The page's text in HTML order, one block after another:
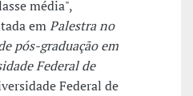
média",
emPalestra no
pós-graduação em
Federal de
Federal de